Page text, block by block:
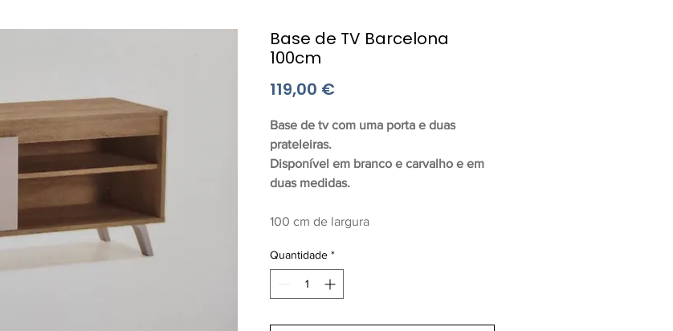
Base de TV Barcelona
100cm
119,00 €Preço
Base de tv com uma porta e duas
prateleiras.
Disponível em branco e carvalho e em
duas medidas.
100 cm de largura
Quantidade *